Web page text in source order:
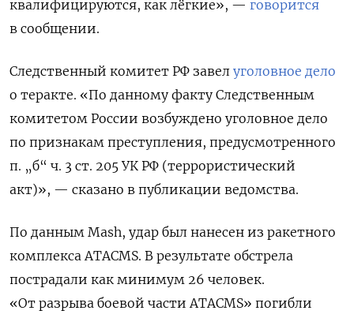
квалифицируются, как лёгкие», — говорится
в сообщении.
Следственный комитет РФ завел уголовное дело
о теракте. «По данному факту Следственным
комитетом России возбуждено уголовное дело
по признакам преступления, предусмотренного
п. „б“ ч. 3 ст. 205 УК РФ (террористический
акт)», — сказано в публикации ведомства.
По данным Mash, удар был нанесен из ракетного
комплекса ATACMS. В результате обстрела
пострадали как минимум 26 человек.
«От разрыва боевой части ATACMS» погибли